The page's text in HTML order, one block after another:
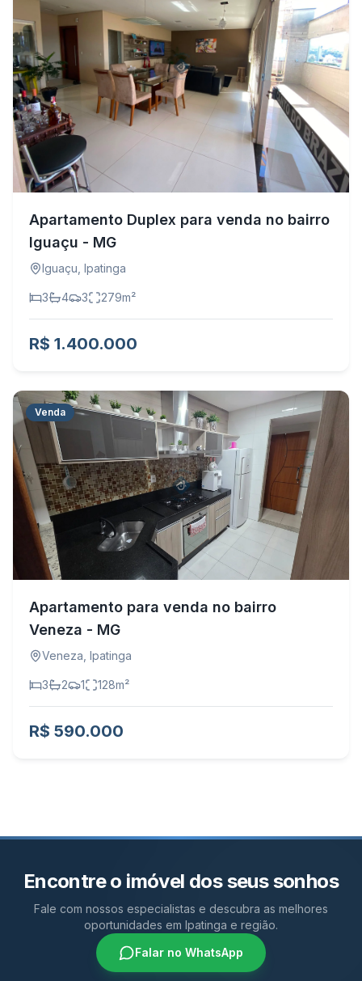
Apartamento Duplex para venda no bairro
Iguaçu - MG
Iguaçu Ipatinga
3 4 3 279m²
R$ 1.400.000
Venda
Apartamento para venda no bairro
Veneza - MG
Veneza Ipatinga
3 2 1 128m²
R$ 590.000
Encontre o imóvel dos seus sonhos
Fale com nossos especialistas e descubra as melhores
oportunidades em Ipatinga e região.
Falar no WhatsApp